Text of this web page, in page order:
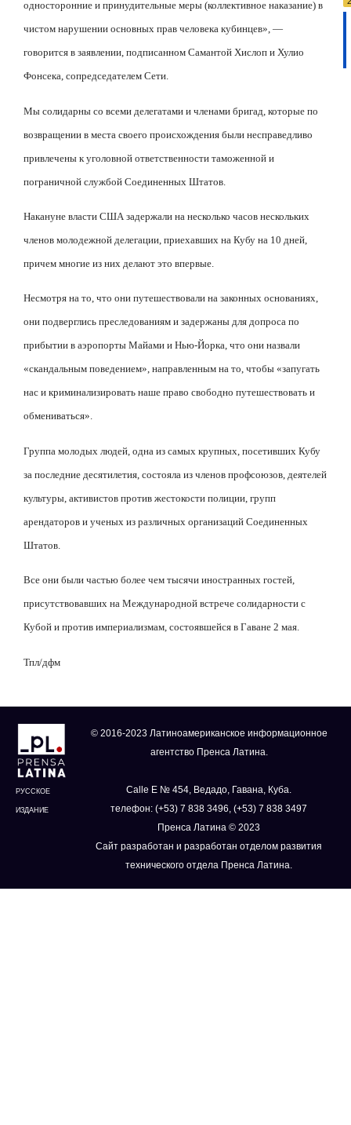
односторонние и принудительные меры (коллективное наказание) в
чистом нарушении основных прав человека кубинцев», —
говорится в заявлении, подписанном Самантой Хислоп и Хулио
Фонсека, сопредседателем Сети.
Мы солидарны со всеми делегатами и членами бригад, которые по
возвращении в места своего происхождения были несправедливо
привлечены к уголовной ответственности таможенной и
пограничной службой Соединенных Штатов.
Накануне власти США задержали на несколько часов нескольких
членов молодежной делегации, приехавших на Кубу на 10 дней,
причем многие из них делают это впервые.
Несмотря на то, что они путешествовали на законных основаниях,
они подверглись преследованиям и задержаны для допроса по
прибытии в аэропорты Майами и Нью-Йорка, что они назвали
«скандальным поведением», направленным на то, чтобы «запугать
нас и криминализировать наше право свободно путешествовать и
обмениваться».
Группа молодых людей, одна из самых крупных, посетивших Кубу
за последние десятилетия, состояла из членов профсоюзов, деятелей
культуры, активистов против жестокости полиции, групп
арендаторов и ученых из различных организаций Соединенных
Штатов.
Все они были частью более чем тысячи иностранных гостей,
присутствовавших на Международной встрече солидарности с
Кубой и против империализмам, состоявшейся в Гаване 2 мая.
Тпл/дфм
РУССКОЕ
ИЗДАНИЕ
© 2016-2023 Латиноамериканское информационное
агентство Пренса Латина.
Calle E № 454, Ведадо, Гавана, Куба.
телефон: (+53) 7 838 3496, (+53) 7 838 3497
Пренса Латина © 2023
Сайт разработан и разработан отделом развития
технического отдела Пренса Латина.